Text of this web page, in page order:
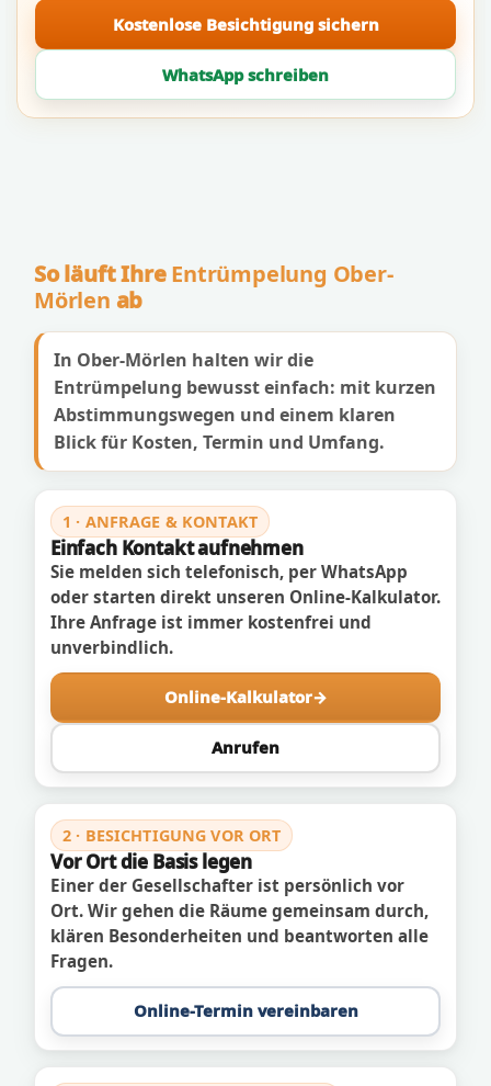
Kostenlose Besichtigung sichern
WhatsApp schreiben
So läuft IhreEntrümpelung Ober-
Mörlen ab
In Ober-Mörlen halten wir die
Entrümpelung bewusst einfach: mit kurzen
Abstimmungswegen und einem klaren
Blick für Kosten, Termin und Umfang.
1 · ANFRAGE & KONTAKT
Einfach Kontakt aufnehmen
Sie melden sich telefonisch, per WhatsApp
oder starten direkt unseren Online-Kalkulator.
Ihre Anfrage ist immer kostenfrei und
unverbindlich.
Online-Kalkulator
Anrufen
2 · BESICHTIGUNG VOR ORT
Vor Ort die Basis legen
Einer der Gesellschafter ist persönlich vor
Ort. Wir gehen die Räume gemeinsam durch,
klären Besonderheiten und beantworten alle
Fragen.
Online-Termin vereinbaren